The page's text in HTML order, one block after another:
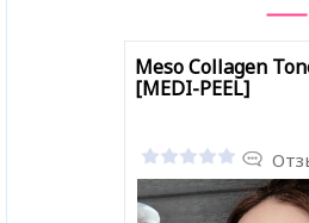
Meso Collagen
[MEDI-PEEL]